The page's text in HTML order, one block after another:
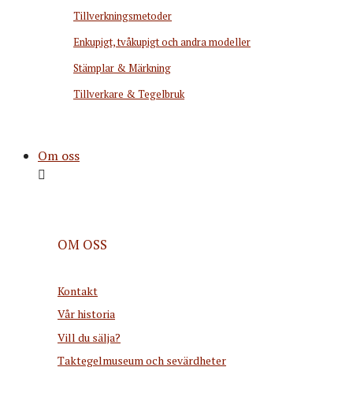
Tillverkningsmetoder
Enkupigt, tvåkupigt och andra modeller
Stämplar & Märkning
Tillverkare & Tegelbruk
Om oss
OM OSS
Kontakt
Vår historia
Vill du sälja?
Taktegelmuseum och sevärdheter